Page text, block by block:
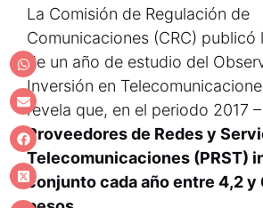
La Comisión de Regulación de
Comunicaciones (CRC) publicó
de un año de estudio del
Inversión en
revela que, en el periodo 2017
Proveedores de Redes y
Telecomunicaciones (PRST)
conjunto cada año entre 4,2 y